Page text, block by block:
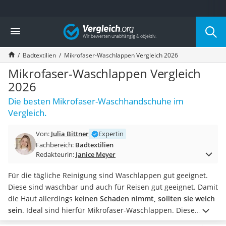
Die beliebtesten Vergleiche nach Kategorie
Wohnen
Matratzen-Topper
Matratzen
Konferenzlautsprecher
Tageslichtlampe
Badlüfter
Ergonomischer Bürostuhl
Bürohocker
Ozongeneratoren
Akku-Tischlampe
Klappmatratze
Duschkopf mit Kalkfilter
Aktenvernichter Sicherheitsstufe 4
Bettgitter
Spannbettlaken
Vergleich
Badtextilien Mikrofaser-Waschlappen Vergleich 2026
Mikrofaser-Waschlappen Vergleich
2026
Die besten Mikrofaser-Waschhandschuhe im
Vergleich.
Von: Julia Bittner
Expertin
Fachbereich: Badtextilien
Redakteurin: Janice Meyer
Für die tägliche Reinigung sind Waschlappen gut geeignet.
Diese sind waschbar und auch für Reisen gut geeignet. Damit
die Haut allerdings keinen Schaden nimmt, sollten sie weich
sein. Ideal sind hierfür Mikrofaser-Waschlappen. Diese
können auch alsAbschminktücherverwendet werden und